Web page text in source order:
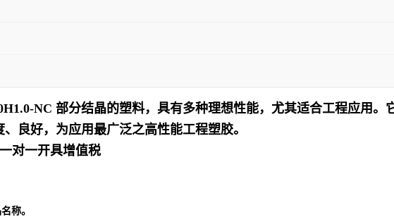
NC 部分结晶的塑料，具有多种理想性能，尤其适合工程应用。
、良好，为应用最广泛之高性能工程塑胶。
对一开具增值税
称。